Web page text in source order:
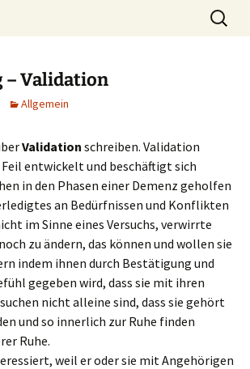
Psychotherapie
Suche
nach:
Validation
Allgemein
Validation schreiben. Validation
entwickelt und beschäftigt sich
in den Phasen einer Demenz geholfen
an Bedürfnissen und Konflikten
im Sinne eines Versuchs, verwirrte
zu ändern, das können und wollen sie
indem ihnen durch Bestätigung und
gegeben wird, dass sie mit ihren
nicht alleine sind, dass sie gehört
und so innerlich zur Ruhe finden
Ruhe.
weil er oder sie mit Angehörigen